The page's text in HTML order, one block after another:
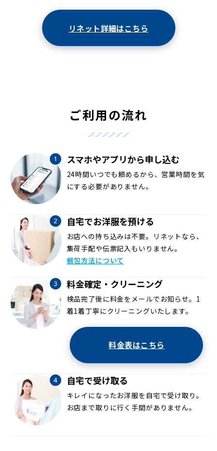
リネット詳細はこちら
ご利用の流れ
スマホやアプリから申し込む
24時間いつでも頼めるから、営業時間を気
にする必要がありません。
自宅でお洋服を預ける
お店への持ち込みは不要。リネットなら、
集荷手配や伝票記入もいりません。
梱包方法について
料金確定・クリーニング
検品完了後に料金をメールでお知らせ。1
着1着丁寧にクリーニングいたします。
料金表はこちら
自宅で受け取る
キレイになったお洋服を自宅で受け取り。
お店まで取りに行く手間がありません。